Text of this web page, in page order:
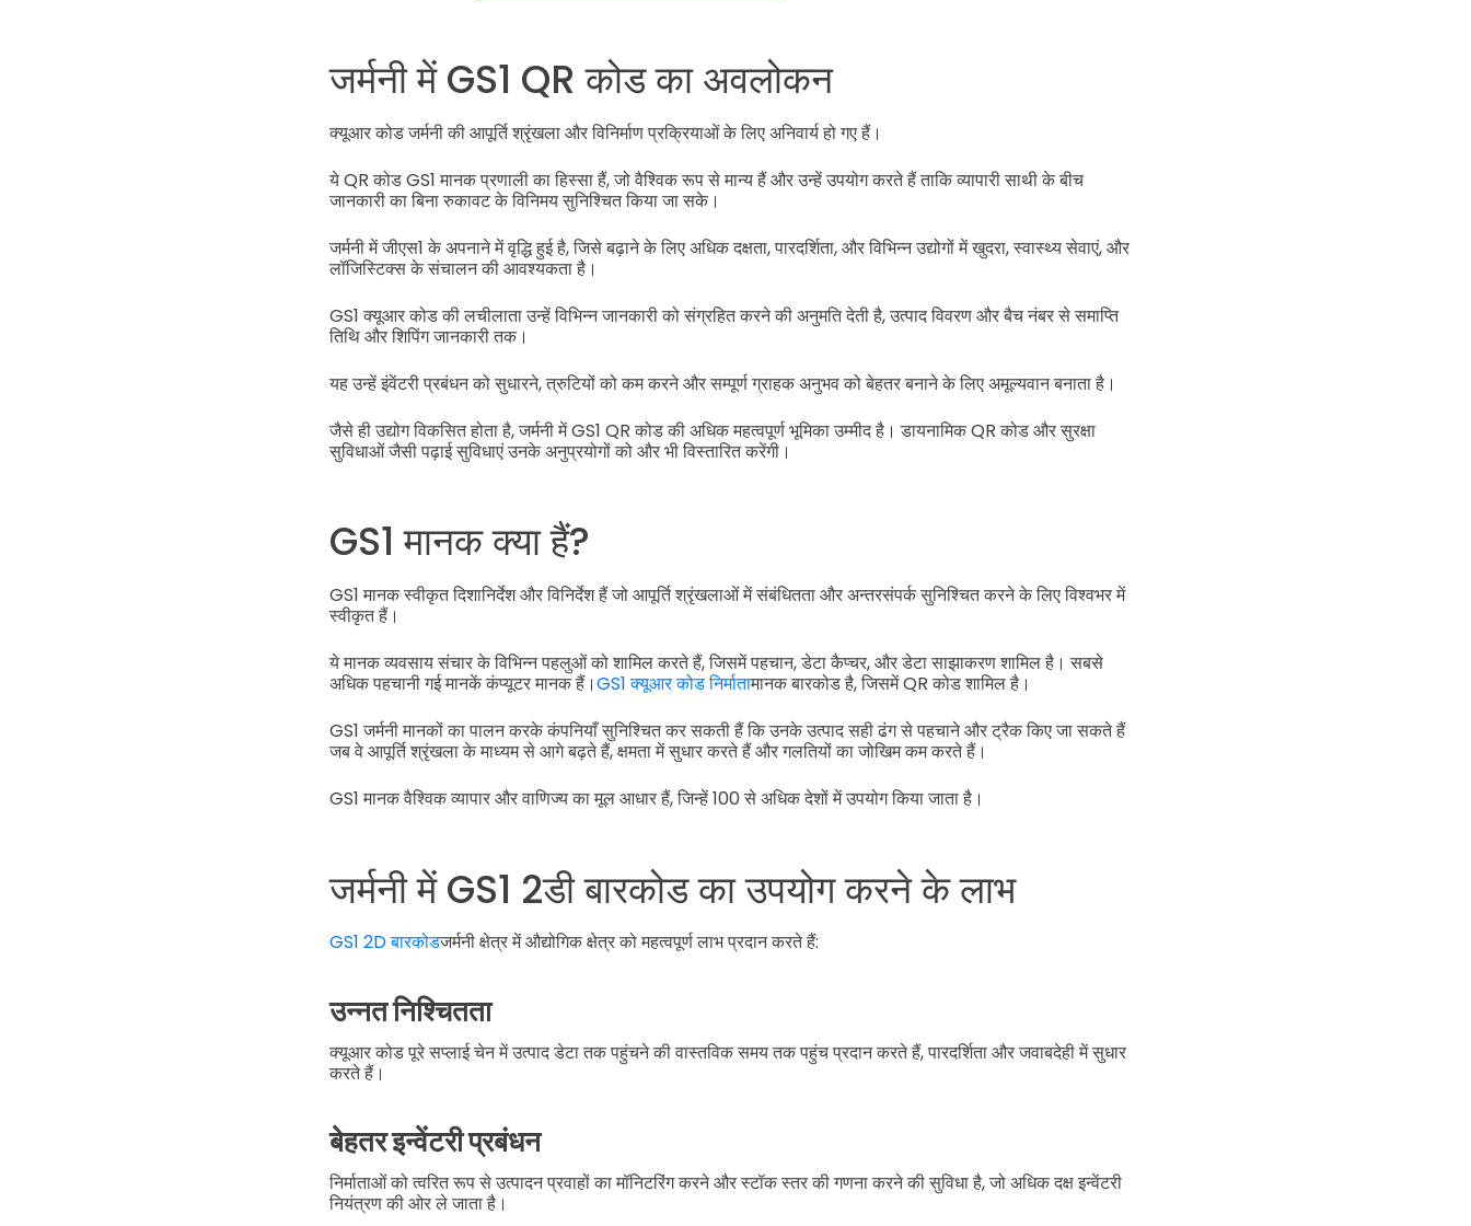
जर्मनी में GS1 QR कोड का अवलोकन
क्यूआर कोड जर्मनी की आपूर्ति श्रृंखला और विनिर्माण प्रक्रियाओं के लिए अनिवार्य हो गए हैं।
ये QR कोड GS1 मानक प्रणाली का हिस्सा हैं, जो वैश्विक रूप से मान्य हैं और उन्हें उपयोग करते हैं ताकि व्यापारी साथी के बीच
जानकारी का बिना रुकावट के विनिमय सुनिश्चित किया जा सके।
जर्मनी में जीएस1 के अपनाने में वृद्धि हुई है, जिसे बढ़ाने के लिए अधिक दक्षता, पारदर्शिता, और विभिन्न उद्योगों में खुदरा, स्वास्थ्य सेवाएं, और
लॉजिस्टिक्स के संचालन की आवश्यकता है।
GS1 क्यूआर कोड की लचीलाता उन्हें विभिन्न जानकारी को संग्रहित करने की अनुमति देती है, उत्पाद विवरण और बैच नंबर से समाप्ति
तिथि और शिपिंग जानकारी तक।
यह उन्हें इंवेंटरी प्रबंधन को सुधारने, त्रुटियों को कम करने और सम्पूर्ण ग्राहक अनुभव को बेहतर बनाने के लिए अमूल्यवान बनाता है।
जैसे ही उद्योग विकसित होता है, जर्मनी में GS1 QR कोड की अधिक महत्वपूर्ण भूमिका उम्मीद है। डायनामिक QR कोड और सुरक्षा
सुविधाओं जैसी पढ़ाई सुविधाएं उनके अनुप्रयोगों को और भी विस्तारित करेंगी।
GS1 मानक क्या हैं?
GS1 मानक स्वीकृत दिशानिर्देश और विनिर्देश हैं जो आपूर्ति श्रृंखलाओं में संबंधितता और अन्तरसंपर्क सुनिश्चित करने के लिए विश्वभर में
स्वीकृत हैं।
ये मानक व्यवसाय संचार के विभिन्न पहलुओं को शामिल करते हैं, जिसमें पहचान, डेटा कैप्चर, और डेटा साझाकरण शामिल है। सबसे
अधिक पहचानी गई मानकें कंप्यूटर मानक हैं।GS1 क्यूआर कोड निर्मातामानक बारकोड है, जिसमें QR कोड शामिल है।
GS1 जर्मनी मानकों का पालन करके कंपनियाँ सुनिश्चित कर सकती हैं कि उनके उत्पाद सही ढंग से पहचाने और ट्रैक किए जा सकते हैं
जब वे आपूर्ति श्रृंखला के माध्यम से आगे बढ़ते हैं, क्षमता में सुधार करते हैं और गलतियों का जोखिम कम करते हैं।
GS1 मानक वैश्विक व्यापार और वाणिज्य का मूल आधार हैं, जिन्हें 100 से अधिक देशों में उपयोग किया जाता है।
जर्मनी में GS1 2डी बारकोड का उपयोग करने के लाभ
GS1 2D बारकोडजर्मनी क्षेत्र में औद्योगिक क्षेत्र को महत्वपूर्ण लाभ प्रदान करते हैं:
उन्नत निश्चितता
क्यूआर कोड पूरे सप्लाई चेन में उत्पाद डेटा तक पहुंचने की वास्तविक समय तक पहुंच प्रदान करते हैं, पारदर्शिता और जवाबदेही में सुधार
करते हैं।
बेहतर इन्वेंटरी प्रबंधन
निर्माताओं को त्वरित रूप से उत्पादन प्रवाहों का मॉनिटरिंग करने और स्टॉक स्तर की गणना करने की सुविधा है, जो अधिक दक्ष इन्वेंटरी
नियंत्रण की ओर ले जाता है।